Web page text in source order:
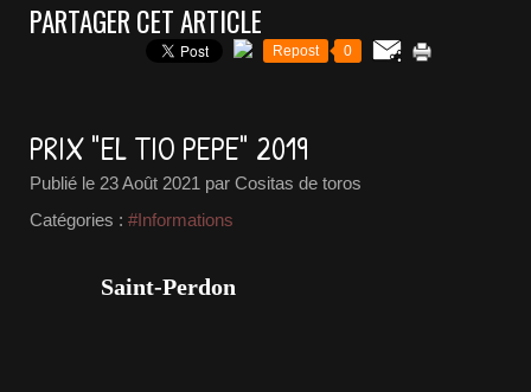
PARTAGER CET ARTICLE
Repost 0
PRIX "EL TIO PEPE" 2019
Publié le 23 Août 2021 par Cositas de toros
Catégories : #Informations
Saint-Perdon